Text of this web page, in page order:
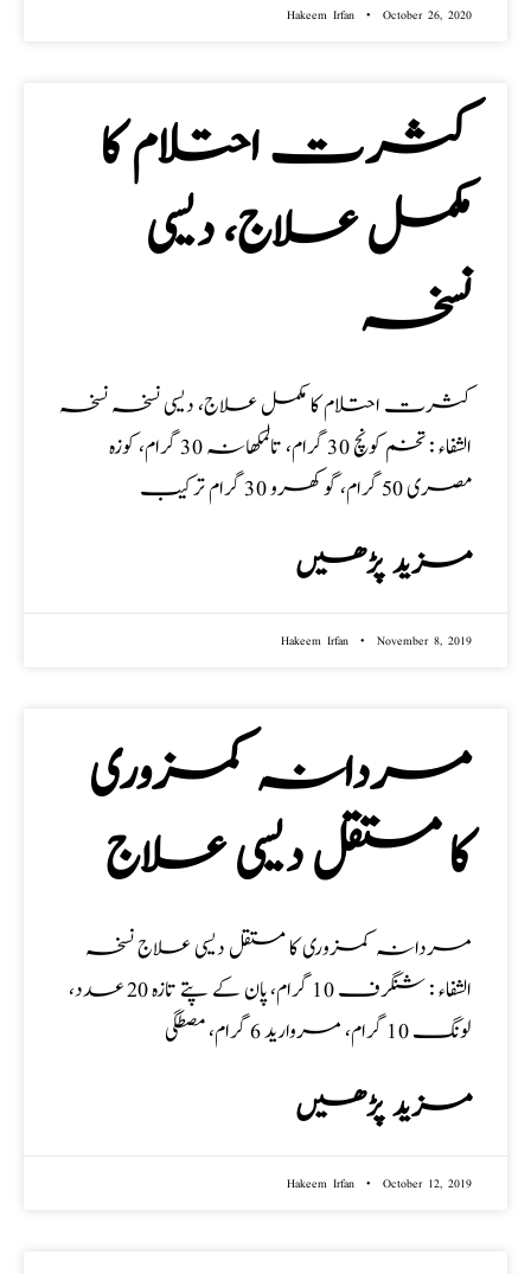
Hakeem Irfan October 26, 2020
کثرت احتلام کا
مکمل علاج، دیسی
نسخہ
کثرت احتلام کا مکمل علاج، دیسی نسخہ نسخہ
الشفاء : تخم کونچ 30 گرام، تالمکھانہ 30 گرام، کوزہ
مصری 50 گرام، گوکھرو 30 گرام ترکیب
مزید پڑھیں
Hakeem Irfan November 8, 2019
مردانہ کمزوری
کا مستقل دیسی علاج
مردانہ کمزوری کا مستقل دیسی علاج نسخہ
الشفاء : شنگرف 10 گرام، پان کے پتے تازہ 20 عدد،
لونگ 10 گرام، مروارید 6 گرام، مصطگی
مزید پڑھیں
Hakeem Irfan October 12, 2019